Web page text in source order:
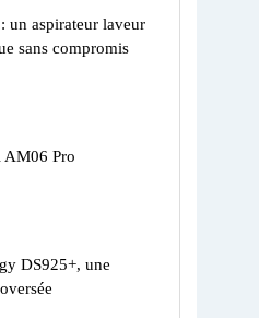
un aspirateur laveur
sans compromis
AM06 Pro
DS925+, une